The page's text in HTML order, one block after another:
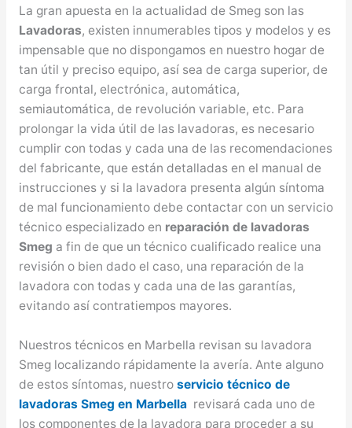
La gran apuesta en la actualidad de Smeg son las
Lavadoras, existen innumerables tipos y modelos y es
impensable que no dispongamos en nuestro hogar de
tan útil y preciso equipo, así sea de carga superior, de
carga frontal, electrónica, automática,
semiautomática, de revolución variable, etc. Para
prolongar la vida útil de las lavadoras, es necesario
cumplir con todas y cada una de las recomendaciones
del fabricante, que están detalladas en el manual de
instrucciones y si la lavadora presenta algún síntoma
de mal funcionamiento debe contactar con un servicio
técnico especializado en reparación de lavadoras
Smeg a fin de que un técnico cualificado realice una
revisión o bien dado el caso, una reparación de la
lavadora con todas y cada una de las garantías,
evitando así contratiempos mayores.
Nuestros técnicos en Marbella revisan su lavadora
Smeg localizando rápidamente la avería. Ante alguno
de estos síntomas, nuestro servicio técnico de
lavadoras Smeg en Marbella revisará cada uno de
los componentes de la lavadora para proceder a su